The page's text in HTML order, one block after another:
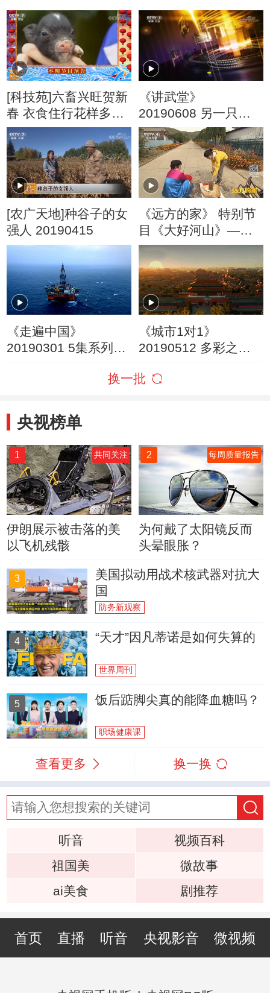
[科技苑]六畜兴旺贺新
春 衣食住行花样多
20190215
《讲武堂》
20190608 另一只眼
看战争（五）女性与
战争
[农广天地]种谷子的女
强人 20190415
《远方的家》 特别节
目《大好河山》——
三级阶梯看中国（9）
第三阶梯上的多彩生
活 20190110
《走遍中国》
20190301 5集系列片
《城市1对1》
20190512 多彩之都
德里
换一批
央视榜单
1 共同关注
伊朗展示被击落的美
以飞机残骸
2 每周质量报告
为何戴了太阳镜反而
头晕眼胀？
3
美国拟动用战术核武器对抗大
国
防务新观察
4 “天才”因凡蒂诺是如何失算的
世界周刊
5 饭后踮脚尖真的能降血糖吗？
职场健康课
查看更多 换一换
听音
视频百科
祖国美
微故事
ai美食
剧推荐
首页 直播 听音 央视影音 微视频